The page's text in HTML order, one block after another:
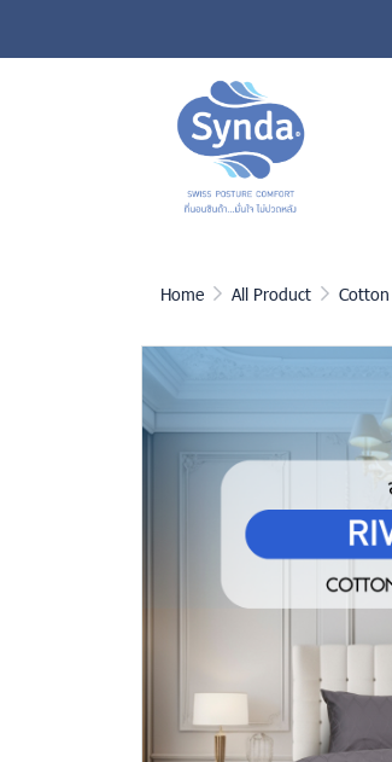
Home All Product